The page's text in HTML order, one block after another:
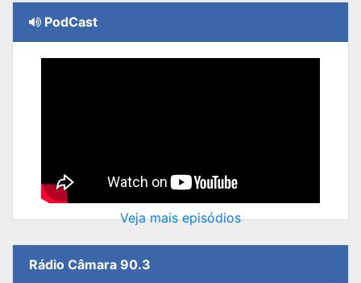
PodCast
Veja mais episódios
Rádio Câmara 90.3